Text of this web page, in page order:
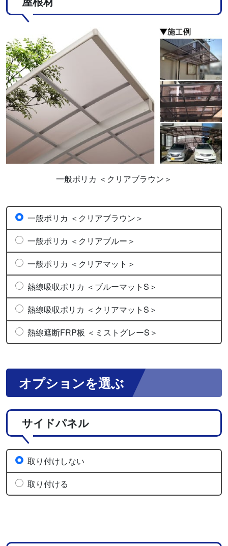
一般ポリカ ＜クリアブラウン＞
一般ポリカ ＜クリアブラウン＞
一般ポリカ ＜クリアブルー＞
一般ポリカ ＜クリアマット＞
熱線吸収ポリカ ＜ブルーマットS＞
熱線吸収ポリカ ＜クリアマットS＞
熱線遮断FRP板 ＜ミストグレーS＞
オプションを選ぶ
サイドパネル
取り付けしない
取り付ける